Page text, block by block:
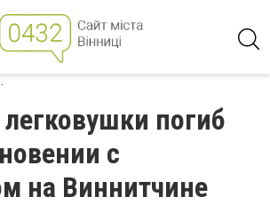
погиб
с
на Виннитчине